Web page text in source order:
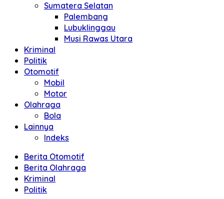
Sumatera Selatan
Palembang
Lubuklinggau
Musi Rawas Utara
Kriminal
Politik
Otomotif
Mobil
Motor
Olahraga
Bola
Lainnya
Indeks
Berita Otomotif
Berita Olahraga
Kriminal
Politik